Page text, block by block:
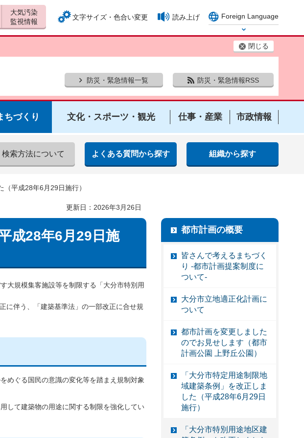
閉じる
防災・緊急情報一覧
防災・緊急情報RSS
大気汚染
監視情報
文字サイズ・色合い変更 読み上げ
Foreign Language
Select Language
ちづくり 文化・スポーツ・観光 仕事・産業 市政情報
検索方法について よくある質問から探す 組織から探す
平成28年6月29日施行）
更新日：2026年3月26日
成28年6月29日施
大規模集客施設等を制限する「大分市特別用
に伴う、「建築基準法」の一部改正に合せ規
めぐる国民の意識の変化等を踏まえ規制対象
して建築物の用途に関する制限を強化してい
都市計画の概要
皆さんで考えるまちづく
り -都市計画提案制度に
ついて-
大分市立地適正化計画に
ついて
都市計画を変更しました
のでお見せします（都市
計画公園 上野丘公園）
「大分市特定用途制限地
域建築条例」を改正しま
した（平成28年6月29日
施行）
「大分市特別用途地区建